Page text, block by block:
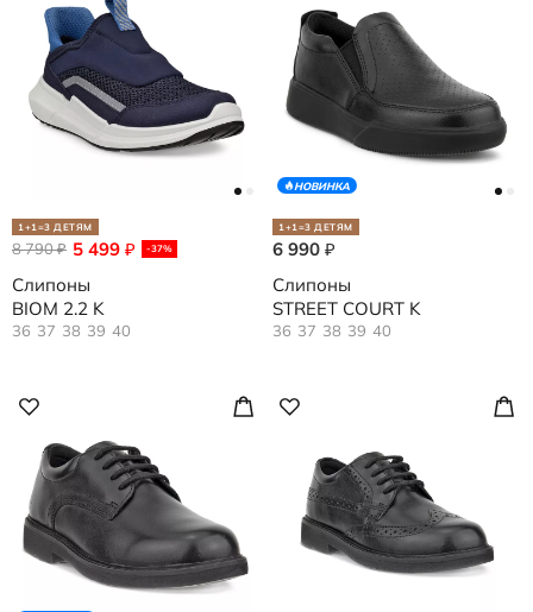
1+1=3 ДЕТЯМ
5 499 ₽ -37%
8 790₽
Слипоны
BIOM 2.2 K
36 37 38 39 40
НОВИНКА
1+1=3 ДЕТЯМ
6 990 ₽
Слипоны
STREET COURT K
36 37 38 39 40